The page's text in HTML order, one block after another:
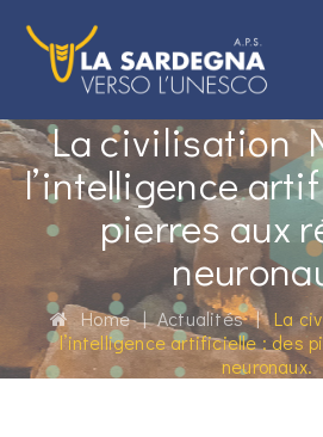
La civilisation
l’intelligence
pierres aux
Home|Actualités|La
l’intelligence artificielle : des
neuronaux.